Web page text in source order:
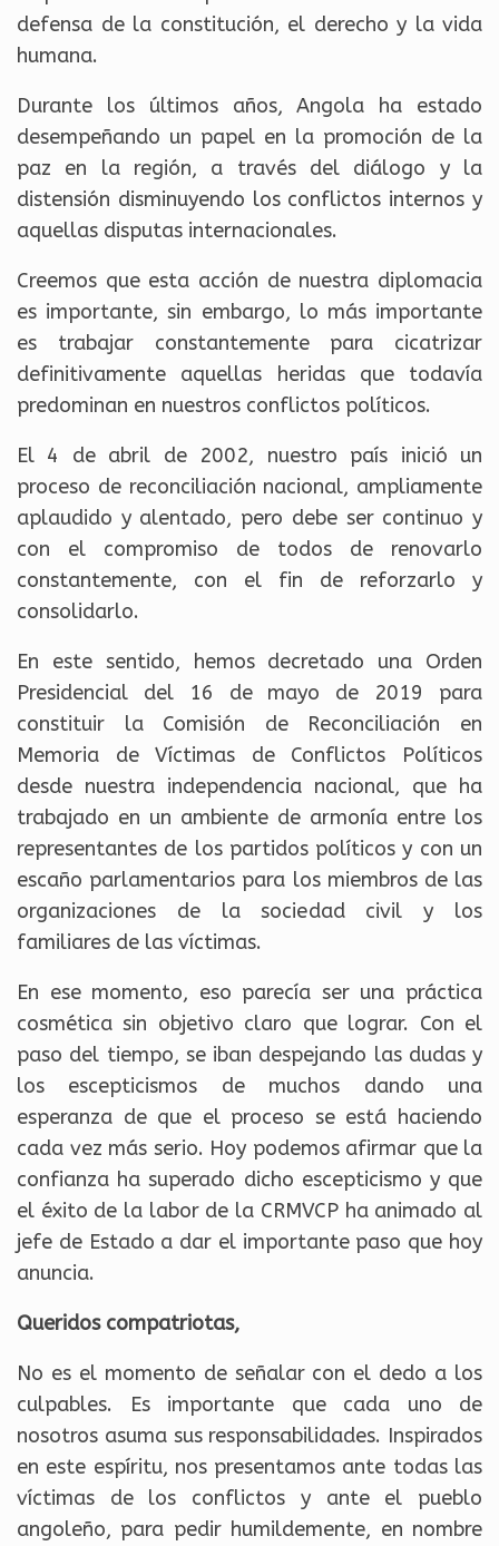
defensa de la constitución, el derecho y la vida
humana.
Durante los últimos años, Angola ha estado
desempeñando un papel en la promoción de la
paz en la región, a través del diálogo y la
distensión disminuyendo los conflictos internos y
aquellas disputas internacionales.
Creemos que esta acción de nuestra diplomacia
es importante, sin embargo, lo más importante
es trabajar constantemente para cicatrizar
definitivamente aquellas heridas que todavía
predominan en nuestros conflictos políticos.
El 4 de abril de 2002, nuestro país inició un
proceso de reconciliación nacional, ampliamente
aplaudido y alentado, pero debe ser continuo y
con el compromiso de todos de renovarlo
constantemente, con el fin de reforzarlo y
consolidarlo.
En este sentido, hemos decretado una Orden
Presidencial del 16 de mayo de 2019 para
constituir la Comisión de Reconciliación en
Memoria de Víctimas de Conflictos Políticos
desde nuestra independencia nacional, que ha
trabajado en un ambiente de armonía entre los
representantes de los partidos políticos y con un
escaño parlamentarios para los miembros de las
organizaciones de la sociedad civil y los
familiares de las víctimas.
En ese momento, eso parecía ser una práctica
cosmética sin objetivo claro que lograr. Con el
paso del tiempo, se iban despejando las dudas y
los escepticismos de muchos dando una
esperanza de que el proceso se está haciendo
cada vez más serio. Hoy podemos afirmar que la
confianza ha superado dicho escepticismo y que
el éxito de la labor de la CRMVCP ha animado al
jefe de Estado a dar el importante paso que hoy
anuncia.
Queridos compatriotas,
No es el momento de señalar con el dedo a los
culpables. Es importante que cada uno de
nosotros asuma sus responsabilidades. Inspirados
en este espíritu, nos presentamos ante todas las
víctimas de los conflictos y ante el pueblo
angoleño, para pedir humildemente, en nombre